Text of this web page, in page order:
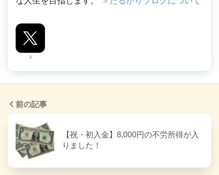
X
前の記事
【祝・初入金】8,000円の不労所得が入
りました！